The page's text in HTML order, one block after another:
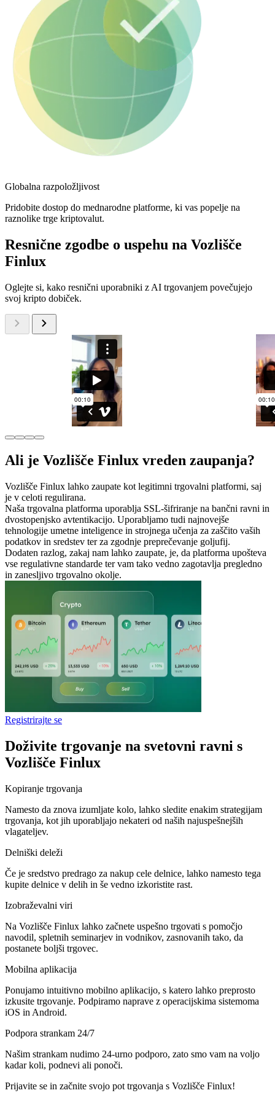
Globalna razpoložljivost
Pridobite dostop do mednarodne platforme, ki vas popelje na
raznolike trge kriptovalut.
Resnične zgodbe o uspehu na Vozlišče
Finlux
Oglejte si, kako resnični uporabniki z AI trgovanjem povečujejo
svoj kripto dobiček.
Ali je Vozlišče Finlux vreden zaupanja?
Vozlišče Finlux lahko zaupate kot legitimni trgovalni platformi, saj
je v celoti regulirana.
Naša trgovalna platforma uporablja SSL-šifriranje na bančni ravni in
dvostopenjsko avtentikacijo. Uporabljamo tudi najnovejše
tehnologije umetne inteligence in strojnega učenja za zaščito vaših
podatkov in sredstev ter za zgodnje preprečevanje goljufij.
Dodaten razlog, zakaj nam lahko zaupate, je, da platforma upošteva
vse regulativne standarde ter vam tako vedno zagotavlja pregledno
in zanesljivo trgovalno okolje.
Registrirajte se
Doživite trgovanje na svetovni ravni s
Vozlišče Finlux
Kopiranje trgovanja
Namesto da znova izumljate kolo, lahko sledite enakim strategijam
trgovanja, kot jih uporabljajo nekateri od naših najuspešnejših
vlagateljev.
Delniški deleži
Če je sredstvo predrago za nakup cele delnice, lahko namesto tega
kupite delnice v delih in še vedno izkoristite rast.
Izobraževalni viri
Na Vozlišče Finlux lahko začnete uspešno trgovati s pomočjo
navodil, spletnih seminarjev in vodnikov, zasnovanih tako, da
postanete boljši trgovec.
Mobilna aplikacija
Ponujamo intuitivno mobilno aplikacijo, s katero lahko preprosto
izkusite trgovanje. Podpiramo naprave z operacijskima sistemoma
iOS in Android.
Podpora strankam 24/7
Našim strankam nudimo 24-urno podporo, zato smo vam na voljo
kadar koli, podnevi ali ponoči.
Prijavite se in začnite svojo pot trgovanja s Vozlišče Finlux!